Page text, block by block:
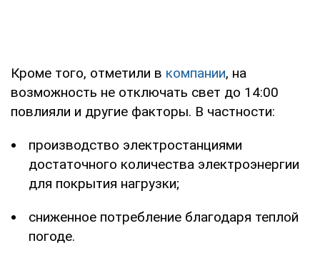
Кроме того, отметили в компании, на
возможность не отключать свет до 14:00
повлияли и другие факторы. В частности:
производство электростанциями
достаточного количества электроэнергии
для покрытия нагрузки;
сниженное потребление благодаря теплой
погоде.